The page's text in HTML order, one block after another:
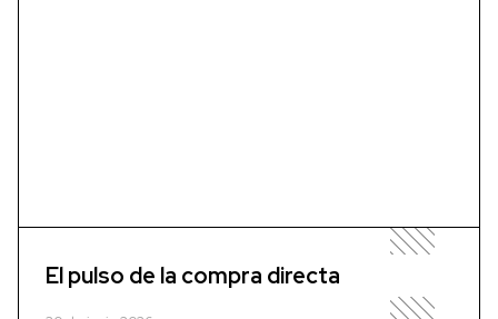
El pulso de la compra directa